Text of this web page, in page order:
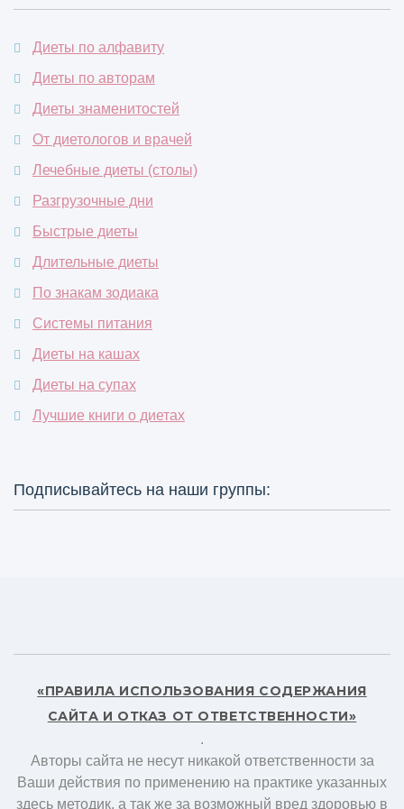
Диеты по алфавиту
Диеты по авторам
Диеты знаменитостей
От диетологов и врачей
Лечебные диеты (столы)
Разгрузочные дни
Быстрые диеты
Длительные диеты
По знакам зодиака
Системы питания
Диеты на кашах
Диеты на супах
Лучшие книги о диетах
Подписывайтесь на наши группы:
«ПРАВИЛА ИСПОЛЬЗОВАНИЯ СОДЕРЖАНИЯ
САЙТА И ОТКАЗ ОТ ОТВЕТСТВЕННОСТИ»
.
Авторы сайта не несут никакой ответственности за
Ваши действия по применению на практике указанных
здесь методик, а так же за возможный вред здоровью в